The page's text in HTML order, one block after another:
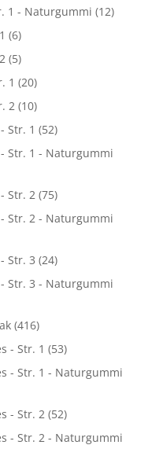
1 - Naturgummi (12)
(6)
(5)
1 (20)
2 (10)
Str. 1 (52)
Str. 1 - Naturgummi
Str. 2 (75)
Str. 2 - Naturgummi
Str. 3 (24)
Str. 3 - Naturgummi
(416)
- Str. 1 (53)
- Str. 1 - Naturgummi
- Str. 2 (52)
- Str. 2 - Naturgummi